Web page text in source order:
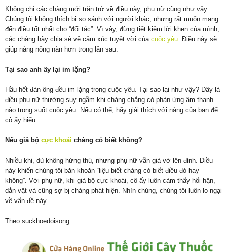
Không chỉ các chàng mới trăn trở về điều này, phụ nữ cũng như vậy.
Chúng tôi không thích bị so sánh với người khác, nhưng rất muốn mang
đến điều tốt nhất cho “đối tác”. Vì vậy, đừng tiết kiệm lời khen của mình,
các chàng hãy chia sẻ về cảm xúc tuyệt vời của cuộc yêu. Điều này sẽ
giúp nàng nồng nàn hơn trong lần sau.
Tại sao anh ấy lại im lặng?
Hầu hết đàn ông đều im lặng trong cuộc yêu. Tại sao lại như vậy? Đây là
điều phụ nữ thường suy ngẫm khi chàng chẳng có phản ứng âm thanh
nào trong suốt cuộc yêu. Nếu có thể, hãy giải thích với nàng của bạn để
cô ấy hiểu.
Nếu giả bộ cực khoái chàng có biết không?
Nhiều khi, dù không hứng thú, nhưng phụ nữ vẫn giả vờ lên đỉnh. Điều
này khiến chúng tôi băn khoăn “liệu biết chàng có biết điều đó hay
không”. Với phụ nữ, khi giả bộ cực khoái, cô ấy luôn cảm thấy hối hận,
dằn vặt và cũng sợ bị chàng phát hiện. Nhìn chúng, chúng tôi luôn lo ngại
về vấn đề này.
Theo suckhoedoisong